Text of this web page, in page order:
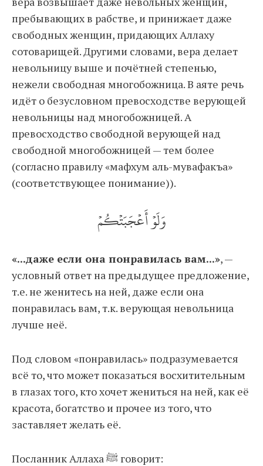
пребывающих в рабстве, и принижает даже
свободных женщин, придающих Аллаху
сотоварищей. Другими словами, вера делает
невольницу выше и почётней степенью,
нежели свободная многобожница. В аяте речь
идёт о безусловном превосходстве верующей
невольницы над многобожницей. А
превосходство свободной верующей над
свободной многобожницей — тем более
(согласно правилу «мафхум аль-мувафакъа»
(соответствующее понимание)).
وَلَوۡ أَعۡجَبَتۡكُمۡ
«...даже если она понравилась вам...», —
условный ответ на предыдущее предложение,
т.е. не женитесь на ней, даже если она
понравилась вам, т.к. верующая невольница
лучше неё.
Под словом «понравилась» подразумевается
всё то, что может показаться восхитительным
в глазах того, кто хочет жениться на ней, как её
красота, богатство и прочее из того, что
заставляет желать её.
Посланник Аллаха ﷺ говорит: